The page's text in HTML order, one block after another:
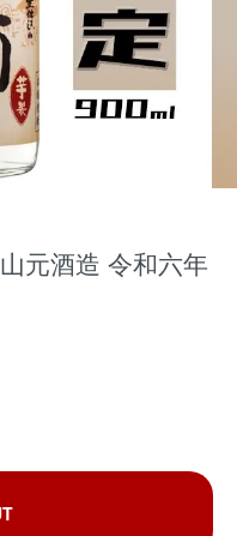
元酒造 令和六年